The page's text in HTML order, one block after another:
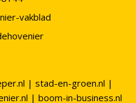
vakblad
| stad-en-groen.nl |
| boom-in-business.nl